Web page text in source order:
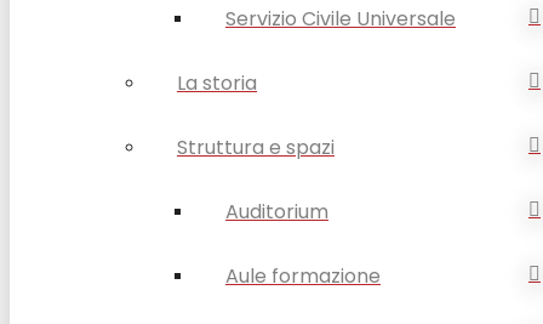
Servizio Civile Universale
La storia
Struttura e spazi
Auditorium
Aule formazione